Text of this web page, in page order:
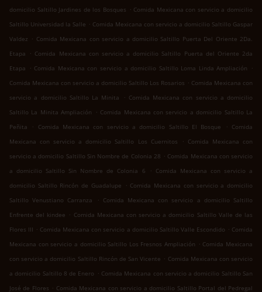
domicilio Saltillo Jardines de los Bosques . Comida Mexicana con servicio a domicilio
Saltillo Universidad la Salle . Comida Mexicana con servicio a domicilio Saltillo Gaspar
Valdez . Comida Mexicana con servicio a domicilio Saltillo Puerta Del Oriente 2Da.
Etapa
. Comida Mexicana con servicio a domicilio Saltillo Puerta del Oriente 2da
Etapa
. Comida Mexicana con servicio a domicilio Saltillo Loma Linda Ampliación
.
Comida Mexicana con servicio a domicilio Saltillo Los Rosarios . Comida Mexicana con
servicio a domicilio Saltillo La Minita
. Comida Mexicana con servicio a domicilio
Saltillo La Minita Ampliación
. Comida Mexicana con servicio a domicilio Saltillo La
Peñita
. Comida Mexicana con servicio a domicilio Saltillo El Bosque . Comida
Mexicana con servicio a domicilio Saltillo Los Cuernitos
. Comida Mexicana con
servicio a domicilio Saltillo Sin Nombre de Colonia 28 . Comida Mexicana con servicio
a domicilio Saltillo Sin Nombre de Colonia 6
. Comida Mexicana con servicio a
domicilio Saltillo Rincón de Guadalupe
. Comida Mexicana con servicio a domicilio
Saltillo Venustiano Carranza
. Comida Mexicana con servicio a domicilio Saltillo
Enfrente del kindee . Comida Mexicana con servicio a domicilio Saltillo Valle de las
Flores III . Comida Mexicana con servicio a domicilio Saltillo Valle Escondido . Comida
Mexicana con servicio a domicilio Saltillo Los Fresnos Ampliación . Comida Mexicana
con servicio a domicilio Saltillo Rincón de San Vicente . Comida Mexicana con servicio
a domicilio Saltillo 8 de Enero . Comida Mexicana con servicio a domicilio Saltillo San
José de Flores . Comida Mexicana con servicio a domicilio Saltillo Portal del Pedregal